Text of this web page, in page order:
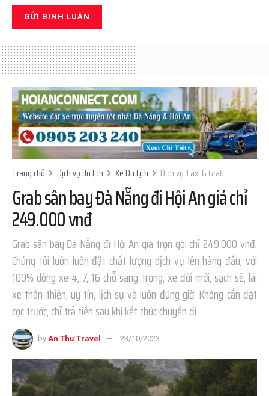
Trang chủ Dịch vụ du lịch Xe Du Lịch Dịch vụ Taxi & Grab
Grab sân bay Đà Nẵng đi Hội An giá chỉ
249.000 vnđ
Grab sân bay Đà Nẵng đi Hội An giá trọn gói chỉ 249.000 vnđ.
Chúng tôi luôn luôn đặt chất lượng dịch vụ lên hàng đầu, với
100% dòng xe 4, 7, 16 chỗ sang trọng, xe đời mới, sạch sẽ, lái
xe thân thiện, uy tín, lịch sự và luôn đúng giờ. Không cần đặt
cọc trước, chỉ trả tiền sau khi kết thúc chuyến đi.
by An Thư Travel 23/10/2023